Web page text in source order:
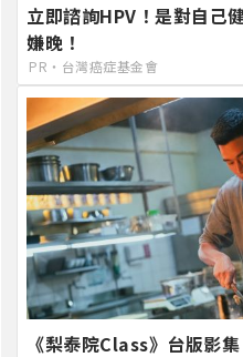
立即諮詢HPV！是對自己
嫌晚！
PR・台灣癌症基金會
《梨泰院Class》台版影